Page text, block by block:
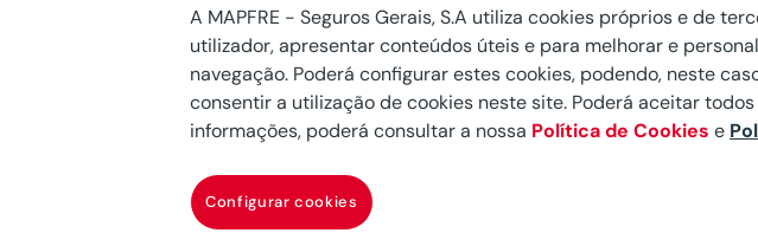
Mapfre © 2026 Todos os direitos reservados
A MAPFRE - Seguros Gerais, S.A utiliza cookies próprios e de
utilizador, apresentar conteúdos úteis e para melhorar e
navegação. Poderá configurar estes cookies, podendo, neste
consentir a utilização de cookies neste site. Poderá aceitar
informações, poderá consultar a nossa Política de Cookies e
Configurar cookies